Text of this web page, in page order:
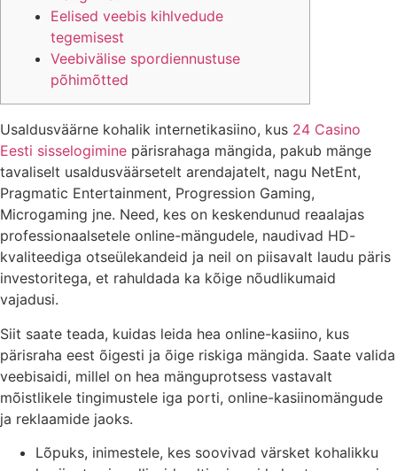
Eelised veebis kihlvedude
tegemisest
Veebivälise spordiennustuse
põhimõtted
Usaldusväärne kohalik internetikasiino, kus 24 Casino
Eesti sisselogimine pärisrahaga mängida, pakub mänge
tavaliselt usaldusväärsetelt arendajatelt, nagu NetEnt,
Pragmatic Entertainment, Progression Gaming,
Microgaming jne. Need, kes on keskendunud reaalajas
professionaalsetele online-mängudele, naudivad HD-
kvaliteediga otseülekandeid ja neil on piisavalt laudu päris
investoritega, et rahuldada ka kõige nõudlikumaid
vajadusi.
Siit saate teada, kuidas leida hea online-kasiino, kus
pärisraha eest õigesti ja õige riskiga mängida. Saate valida
veebisaidi, millel on hea mänguprotsess vastavalt
mõistlikele tingimustele iga porti, online-kasiinomängude
ja reklaamide jaoks.
Lõpuks, inimestele, kes soovivad värsket kohalikku